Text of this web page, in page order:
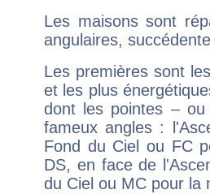
Les maisons sont
angulaires,
Les premières sont
et les plus
dont les pointes –
fameux angles :
Fond du Ciel ou FC
DS, en face de
du Ciel ou MC pour la